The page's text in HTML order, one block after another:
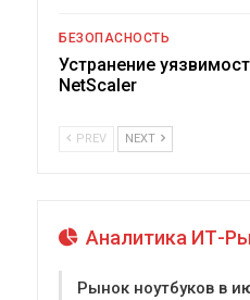
БЕЗОПАСНОСТЬ
Устранение
NetScaler
PREV NEXT
Аналитика ИТ-
Рынок ноутбуков в